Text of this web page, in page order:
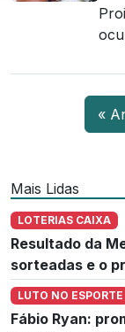
«
Mais Lidas
LOTERIAS CAIXA
Resultado da
sorteadas e o
LUTO NO ESPORTE
Fábio Ryan: